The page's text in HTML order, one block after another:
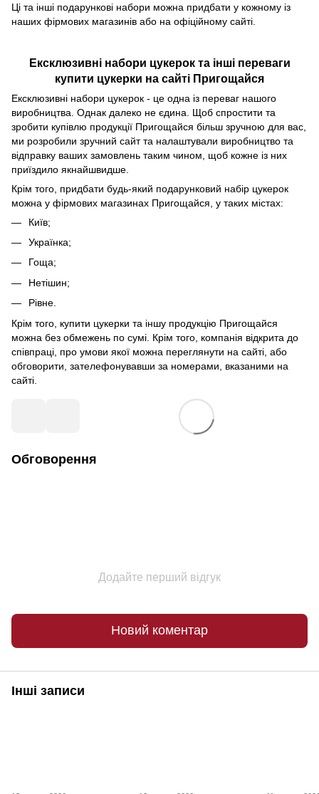
Ці та інші подарункові набори можна придбати у кожному із
наших фірмових магазинів або на офіційному сайті.
Ексклюзивні набори цукерок та інші переваги
купити цукерки на сайті Пригощайся
Ексклюзивні набори цукерок - це одна із переваг нашого
виробництва. Однак далеко не єдина. Щоб спростити та
зробити купівлю продукції Пригощайся більш зручною для вас,
ми розробили зручний сайт та налаштували виробництво та
відправку ваших замовлень таким чином, щоб кожне із них
приїздило якнайшвидше.
Крім того, придбати будь-який подарунковий набір цукерок
можна у фірмових магазинах Пригощайся, у таких містах:
Київ;
Українка;
Гоща;
Нетішин;
Рівне.
Крім того, купити цукерки та іншу продукцію Пригощайся
можна без обмежень по сумі. Крім того, компанія відкрита до
співпраці, про умови якої можна переглянути на сайті, або
обговорити, зателефонувавши за номерами, вказаними на
сайті.
Обговорення
Додайте перший відгук
Новий коментар
Інші записи